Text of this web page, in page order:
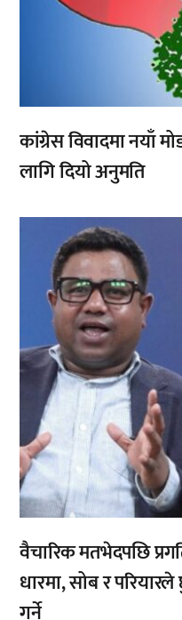
कांग्रेस विवादमा नयाँ
लागि दियो अनुमति
वैचारिक मतभेदपछि
धारमा, सोब र परियारले
गर्ने